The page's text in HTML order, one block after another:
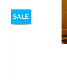
SALE